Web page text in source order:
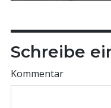
Schreibe
Kommentar